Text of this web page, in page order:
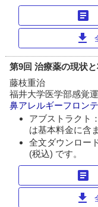
article
download
第9回 治療薬の現状
藤枝重治
福井大学医学部感覚
鼻アレルギーフロン
アブストラクト
は基本料金に含
全文ダウンロー
(税込) です。
article
download